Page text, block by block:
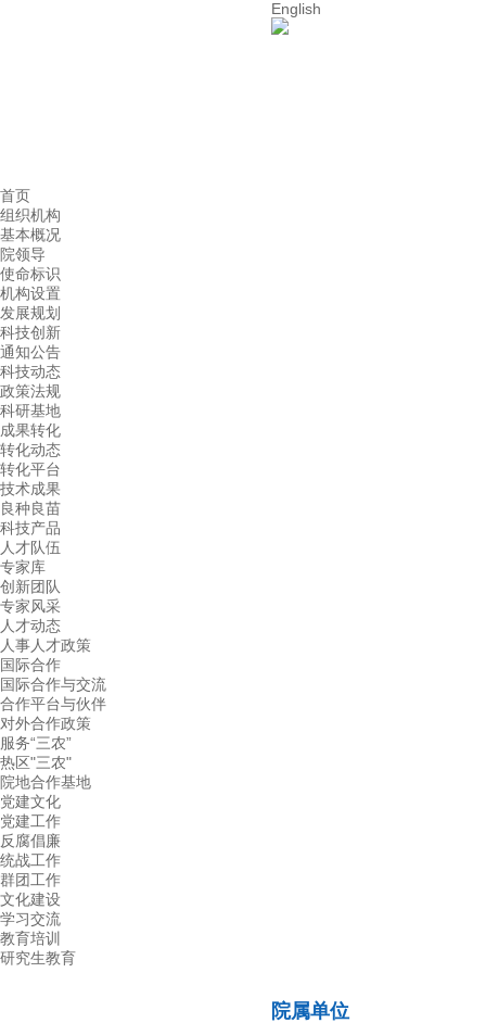
English
首页
组织机构
基本概况
院领导
使命标识
机构设置
发展规划
科技创新
通知公告
科技动态
政策法规
科研基地
成果转化
转化动态
转化平台
技术成果
良种良苗
科技产品
人才队伍
专家库
创新团队
专家风采
人才动态
人事人才政策
国际合作
国际合作与交流
合作平台与伙伴
对外合作政策
服务“三农”
热区"三农"
院地合作基地
党建文化
党建工作
反腐倡廉
统战工作
群团工作
文化建设
学习交流
教育培训
研究生教育
院属单位